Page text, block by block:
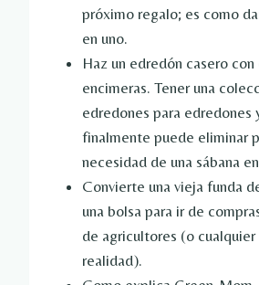
próximo regalo; es como
en uno.
Haz un edredón casero con
encimeras. Tener una
edredones para edredones
finalmente puede eliminar
necesidad de una sábana
Convierte una vieja funda
una bolsa para ir de
de agricultores (o cualquier
realidad).